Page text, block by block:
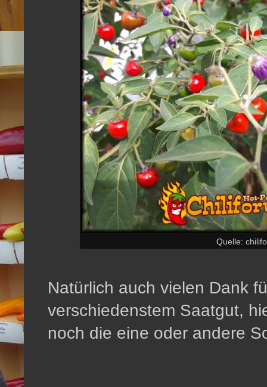
Quelle:
Natürlich auch vielen Dank
verschiedenstem Saatgut,
noch die eine oder andere